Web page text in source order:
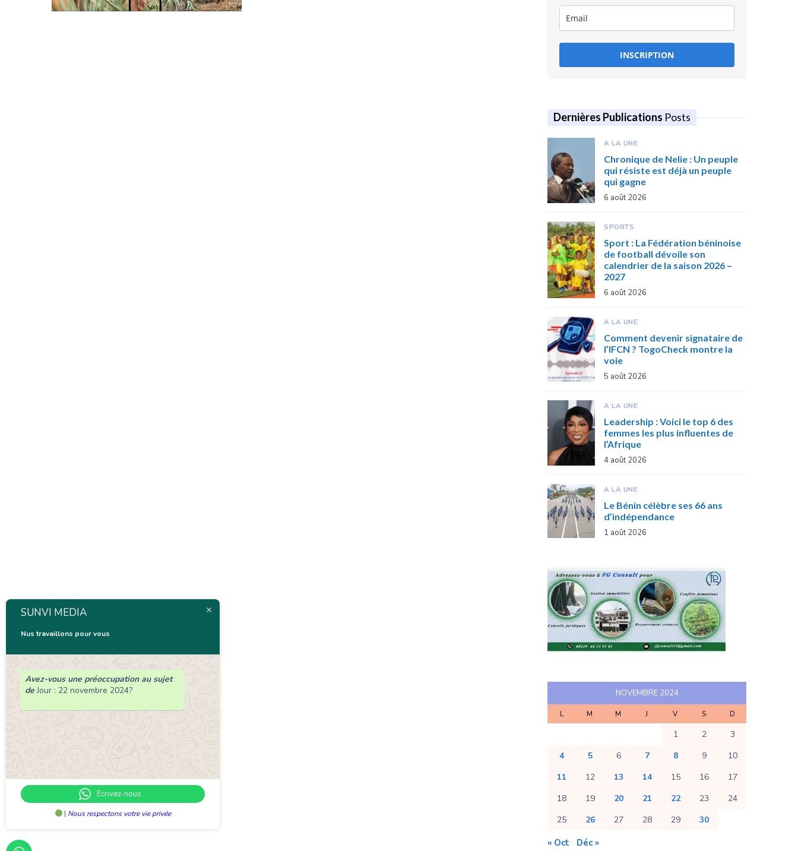
INSCRIPTION
Dernières Publications Posts
A LA UNE
Chronique de Nelie : Un peuple
qui résiste est déjà un peuple
qui gagne
6 août 2026
SPORTS
Sport : La Fédération béninoise
de football dévoile son
calendrier de la saison 2026 –
2027
6 août 2026
A LA UNE
Comment devenir signataire de
l’IFCN ? TogoCheck montre la
voie
5 août 2026
A LA UNE
Leadership : Voici le top 6 des
femmes les plus influentes de
l’Afrique
4 août 2026
A LA UNE
Le Bénin célèbre ses 66 ans
d’indépendance
1 août 2026
NOVEMBRE 2024
L M M J V S D
1 2
3
4
5 6 7 8 9
10
11
12 13 14 15 16
17
18
19 20 21 22 23
24
25
26 27 28 29 30
« Oct Déc »
SUNVI MEDIA
Nus travaillons pour vous
Avez-vous une préoccupation au sujet
deJour : 22 novembre 2024?
Ecrivez-nous
| Nous respectons votre vie privée